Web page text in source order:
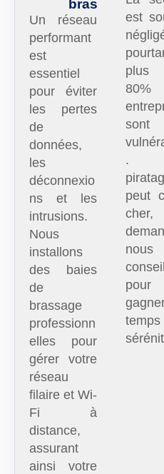
brassage
Un réseau
performant
est
essentiel
pour éviter
les pertes
de
données,
les
déconnexio
ns et les
intrusions.
Nous
installons
des baies
de
brassage
professionn
elles pour
gérer votre
réseau
filaire et Wi-
Fi à
distance,
assurant
ainsi votre
est
80%
sont
.
peut
cher,
nous
conseil
pour
temps